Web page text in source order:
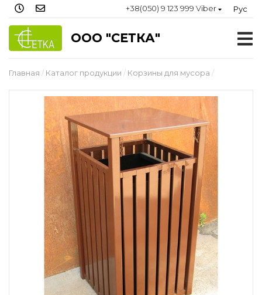
+38(050) 9 123 999 Viber Рус
ООО "СЕТКА"
Главная Каталог продукции Корзины для мусора